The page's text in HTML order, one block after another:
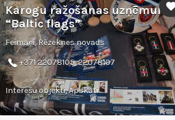
Karogu ražošanas uzņēmums
“Baltic flags”
Feimaņi, Rēzeknes novads
+371 22078105, 22078107
Interešu objekti, Apskati